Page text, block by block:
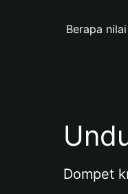
Berapa
Dompet